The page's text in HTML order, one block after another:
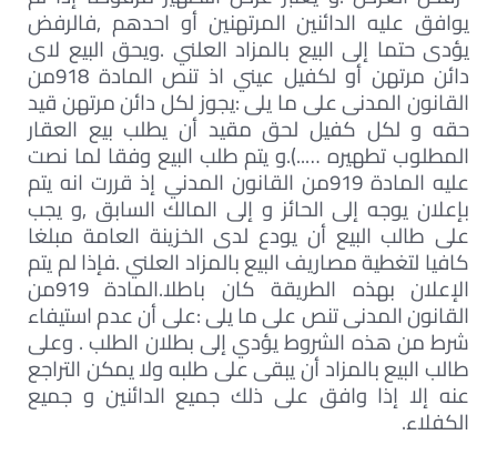
يوافق عليه الدائنين المرتهنين أو احدهم ,فالرفض
يؤدى حتما إلى البيع بالمزاد العلني .ويحق البيع لاى
دائن مرتهن أو لكفيل عيني اذ تنص المادة 918من
القانون المدنى على ما يلى :يجوز لكل دائن مرتهن قيد
حقه و لكل كفيل لحق مقيد أن يطلب بيع العقار
المطلوب تطهيره …..).و يتم طلب البيع وفقا لما نصت
عليه المادة 919من القانون المدني إذ قررت انه يتم
بإعلان يوجه إلى الحائز و إلى المالك السابق ,و يجب
على طالب البيع أن يودع لدى الخزينة العامة مبلغا
كافيا لتغطية مصاريف البيع بالمزاد العلني .فإذا لم يتم
الإعلان بهذه الطريقة كان باطلا.المادة 919من
القانون المدنى تنص على ما يلى :على أن عدم استيفاء
شرط من هذه الشروط يؤدي إلى بطلان الطلب . وعلى
طالب البيع بالمزاد أن يبقى على طلبه ولا يمكن التراجع
عنه إلا إذا وافق على ذلك جميع الدائنين و جميع
الكفلاء.